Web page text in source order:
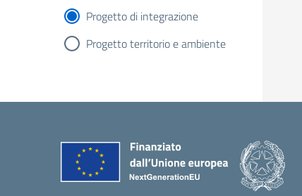
Progetto di integrazione
Progetto territorio e ambiente